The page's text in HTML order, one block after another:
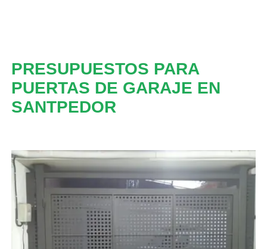
PRESUPUESTOS PARA
PUERTAS DE GARAJE EN
SANTPEDOR